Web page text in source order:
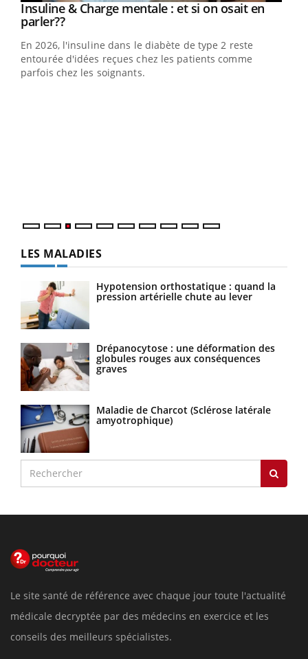
Youtube
Insuline & Charge mentale : et si on osait en
parler??Youtube
En 2026, l'insuline dans le diabète de type 2 reste
entourée d'idées reçues chez les patients comme
parfois chez les soignants.
LES MALADIES
Hypotension orthostatique : quand la
pression artérielle chute au lever
Drépanocytose : une déformation des
globules rouges aux conséquences
graves
Maladie de Charcot (Sclérose latérale
amyotrophique)
Le site santé de référence avec chaque jour toute l'actualité
médicale decryptée par des médecins en exercice et les
conseils des meilleurs spécialistes.